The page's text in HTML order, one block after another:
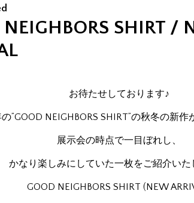
SHIRT /
お待たせしております♪
”GOOD NEIGHBORS SHIRT”の秋冬の新作
展示会の時点で一目ぼれし、
かなり楽しみにしていた一枚をご紹介いた
GOOD NEIGHBORS SHIRT (NEW